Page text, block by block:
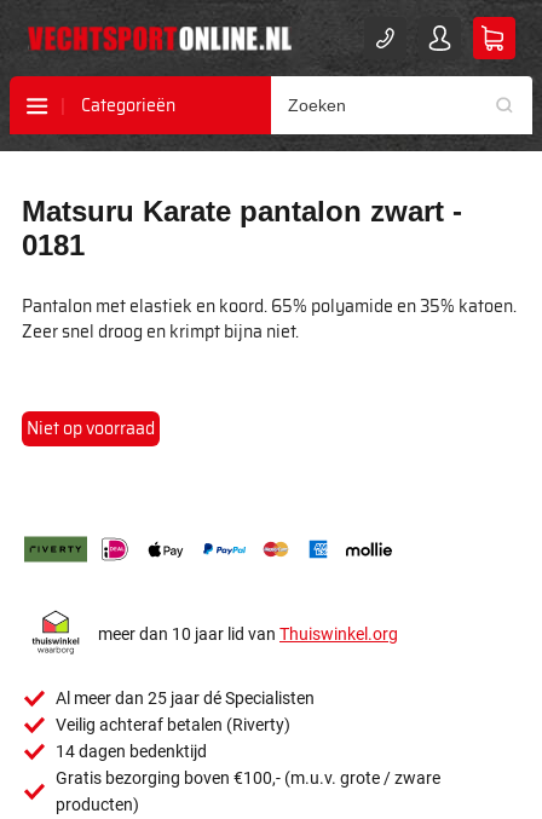
Categorieën
naar
het
einde
de
afbeeldingen-
naar
het
begin
de
afbeeldingen-
Matsuru Karate pantalon zwart -
0181
Pantalon met elastiek en koord. 65% polyamide en 35% katoen.
Zeer snel droog en krimpt bijna niet.
Niet op voorraad
meer dan 10 jaar lid van Thuiswinkel.org
Al meer dan 25 jaar dé Specialisten
Veilig achteraf betalen (Riverty)
14 dagen bedenktijd
Gratis bezorging boven €100,- (m.u.v. grote / zware
producten)